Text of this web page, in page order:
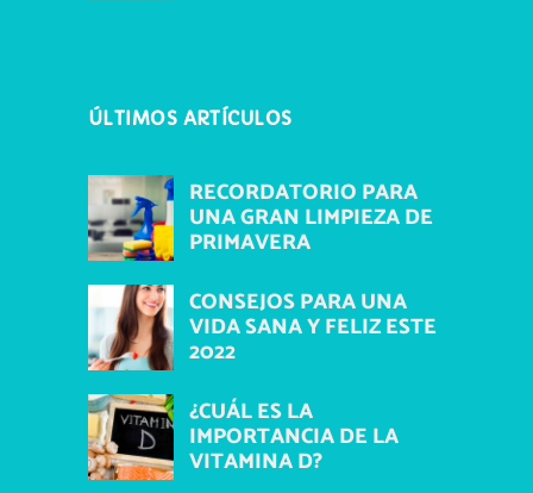
ÚLTIMOS ARTÍCULOS
RECORDATORIO PARA
UNA GRAN LIMPIEZA DE
PRIMAVERA
CONSEJOS PARA UNA
VIDA SANA Y FELIZ ESTE
2022
¿CUÁL ES LA
IMPORTANCIA DE LA
VITAMINA D?